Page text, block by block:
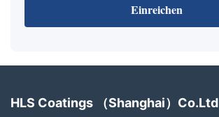
Einreichen
HLS Coatings （Shanghai）Co.Ltd